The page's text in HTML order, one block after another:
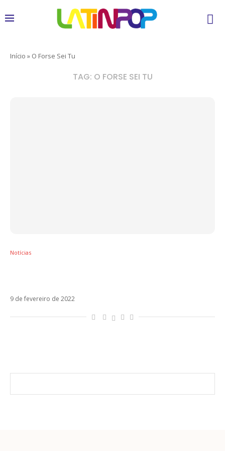
Início » O Forse Sei Tu
TAG: O FORSE SEI TU
Notícias
9 de fevereiro de 2022